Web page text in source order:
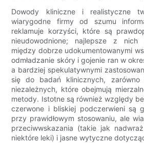
Dowody kliniczne i realistyczne
wiarygodne firmy od szumu
reklamuje korzyści, które są
nieudowodnione; najlepsze z nich
między dobrze udokumentowanymi
odmładzanie skóry i gojenie ran w
a bardziej spekulatywnymi
się do badań klinicznych,
niezależnych, które obejmują
metody. Istotne są również względy
czerwone i bliskiej podczerwieni są
przy prawidłowym stosowaniu, ale
przeciwwskazania (takie jak
niektóre leki) i jasne wytyczne